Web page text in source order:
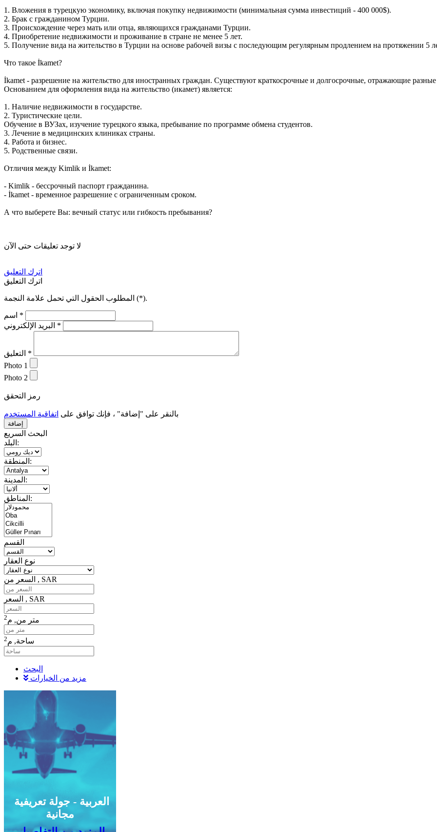
1. Вложения в турецкую экономику, включая покупку недвижимости (минимальная сумма инвестиций - 400 000$).
2. Брак с гражданином Турции.
3. Происхождение через мать или отца, являющихся гражданами Турции.
4. Приобретение недвижимости и проживание в стране не менее 5 лет.
5. Получение вида на жительство в Турции на основе рабочей визы с последующим регулярным продлением на протяжении 5
Что такое İkamet?
İkamet - разрешение на жительство для иностранных граждан. Существуют краткосрочные и долгосрочные, отражающие
Основанием для оформления вида на жительство (икамет) является:
1. Наличие недвижимости в государстве.
2. Туристические цели.
Обучение в ВУЗах, изучение турецкого языка, пребывание по программе обмена студентов.
3. Лечение в медицинских клиниках страны.
4. Работа и бизнес.
5. Родственные связи.
Отличия между Kimlik и İkamet:
- Kimlik - бессрочный паспорт гражданина.
- İkamet - временное разрешение с ограниченным сроком.
А что выберете Вы: вечный статус или гибкость пребывания?
لا توجد تعليقات حتى الآن
اترك التعليق
اترك التعليق
المطلوب الحقول التي تحمل علامة النجمة (*).
*
*
*
Photo 1
Photo 2
رمز التحقق
بالنقر على "إضافة" ، فإنك توافق على اتفاقية المستخدم
البحث السريع
البلد:
المنطقة:
المدينة:
المناطق:
القسم
نوع العقار
السعر من , SAR
السعر , SAR
متر من, م2
ساحة, م2
البحث
مزيد من الخيارات
مجانية